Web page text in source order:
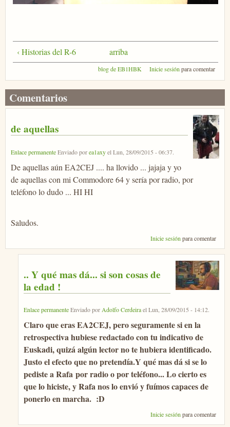
‹ Historias del R-6 arriba
blog de EB1HBK Inicie sesión para comentar
Comentarios
de aquellas
Enlace permanenteEnviado porea1axyelLun, 28/09/2015 - 06:37.
De aquellas aún EA2CEJ .... ha llovido ... jajaja y yo
de aquellas con mi Commodore 64 y sería por radio, por
teléfono lo dudo ... HI HI
Saludos.
Inicie sesión para comentar
.. Y qué mas dá... si son cosas de
la edad !
Enlace permanenteEnviado por Adolfo CerdeiraelLun, 28/09/2015 - 14:12.
Claro que eras EA2CEJ, pero seguramente si en la
retrospectiva hubiese redactado con tu indicativo de
Euskadi, quizá algún lector no te hubiera identificado.
Justo el efecto que no pretendía.Y qué mas dá si se lo
pediste a Rafa por radio o por teléfono... Lo cierto es
que lo hiciste, y Rafa nos lo envió y fuímos capaces de
ponerlo en marcha. :D
Inicie sesión para comentar